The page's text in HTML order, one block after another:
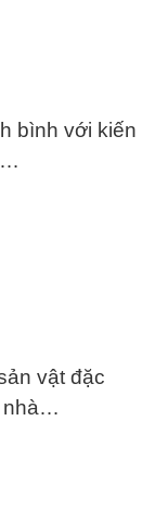
bình với kiến
vật đặc
nhà…